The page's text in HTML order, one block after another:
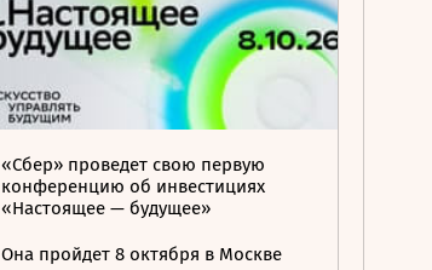
«Сбер» проведет свою первую
конференцию об инвестициях
«Настоящее — будущее»
Она пройдет 8 октября в Москве